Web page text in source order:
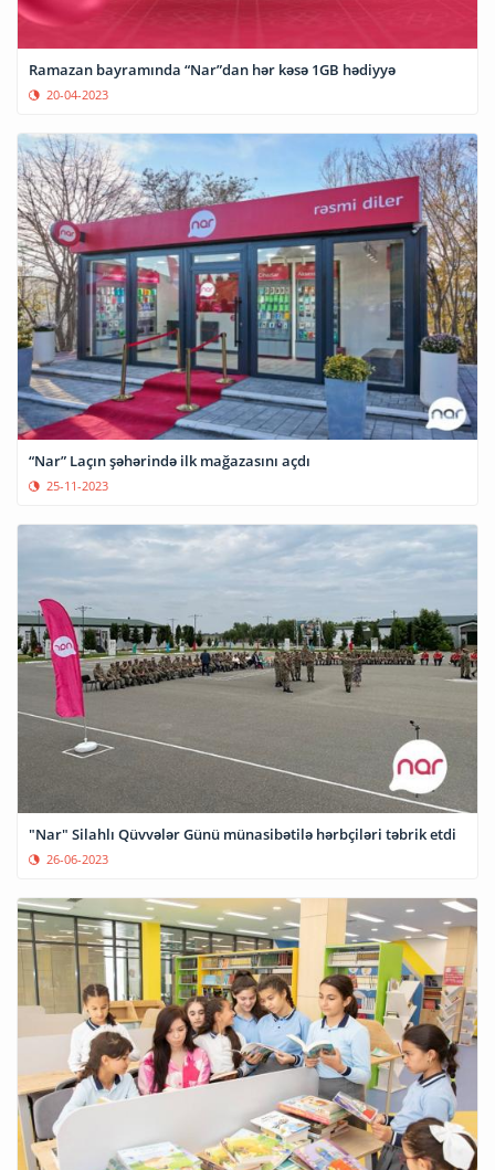
Ramazan bayramında “Nar”dan hər kəsə 1GB hədiyyə
20-04-2023
“Nar” Laçın şəhərində ilk mağazasını açdı
25-11-2023
"Nar" Silahlı Qüvvələr Günü münasibətilə hərbçiləri təbrik etdi
26-06-2023